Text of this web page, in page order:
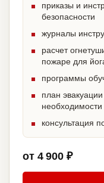
приказы и
безопасности
журналы
расчет
пожаре для
программы
план
необходимости
консультация
от 4 900 ₽